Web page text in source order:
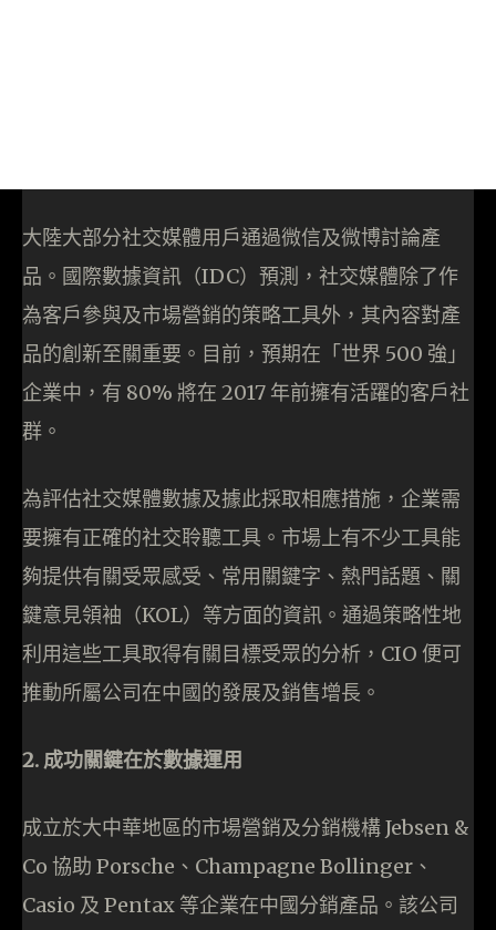
大陸大部分社交媒體用戶通過微信及微博討論產
品。國際數據資訊（IDC）預測，社交媒體除了作
為客戶參與及市場營銷的策略工具外，其內容對產
品的創新至關重要。目前，預期在「世界 500 強」
企業中，有 80% 將在 2017 年前擁有活躍的客戶社
群。
為評估社交媒體數據及據此採取相應措施，企業需
要擁有正確的社交聆聽工具。市場上有不少工具能
夠提供有關受眾感受、常用關鍵字、熱門話題、關
鍵意見領袖（KOL）等方面的資訊。通過策略性地
利用這些工具取得有關目標受眾的分析，CIO 便可
推動所屬公司在中國的發展及銷售增長。
2. 成功關鍵在於數據運用
成立於大中華地區的市場營銷及分銷機構 Jebsen &
Co 協助 Porsche、Champagne Bollinger、
Casio 及 Pentax 等企業在中國分銷產品。該公司